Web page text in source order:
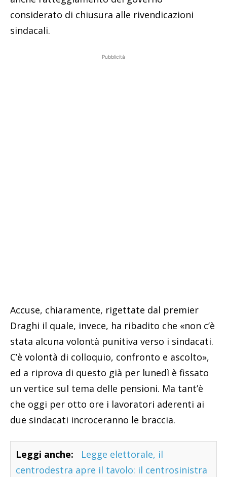
considerato di chiusura alle rivendicazioni
sindacali.
Pubblicità
Accuse, chiaramente, rigettate dal premier
Draghi il quale, invece, ha ribadito che «non c’è
stata alcuna volontà punitiva verso i sindacati.
C’è volontà di colloquio, confronto e ascolto»,
ed a riprova di questo già per lunedì è fissato
un vertice sul tema delle pensioni. Ma tant’è
che oggi per otto ore i lavoratori aderenti ai
due sindacati incroceranno le braccia.
Leggi anche:
Legge elettorale, il
centrodestra apre il tavolo: il centrosinistra